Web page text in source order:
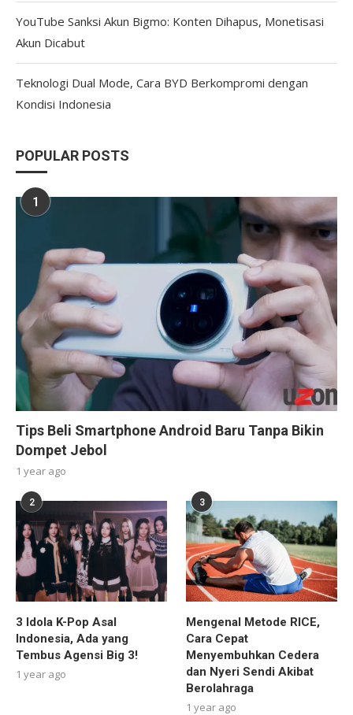
YouTube Sanksi Akun Bigmo: Konten Dihapus, Monetisasi
Akun Dicabut
Teknologi Dual Mode, Cara BYD Berkompromi dengan
Kondisi Indonesia
POPULAR POSTS
1
Tips Beli Smartphone Android Baru Tanpa Bikin
Dompet Jebol
1 year ago
2
3 Idola K-Pop Asal
Indonesia, Ada yang
Tembus Agensi Big 3!
1 year ago
3
Mengenal Metode RICE,
Cara Cepat
Menyembuhkan Cedera
dan Nyeri Sendi Akibat
Berolahraga
1 year ago